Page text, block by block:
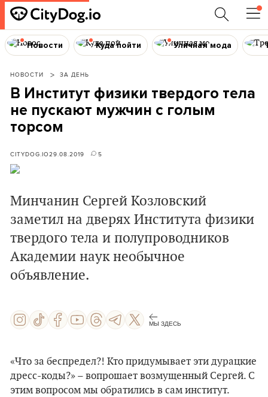
Новости Куда пойти Уличная мода
НОВОСТИ ЗА ДЕНЬ
В Институт физики твердого тела
не пускают мужчин с голым
торсом
CITYDOG.IO29.08.2019 5
Минчанин Сергей Козловский
заметил на дверях Института физики
твердого тела и полупроводников
Академии наук необычное
объявление.
МЫ ЗДЕСЬ
«Что за беспредел?! Кто придумывает эти дурацкие
дресс-коды?» – вопрошает возмущенный Сергей. С
этим вопросом мы обратились в сам институт.